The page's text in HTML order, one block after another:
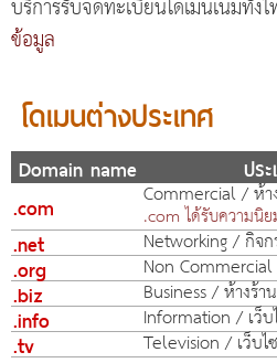
บริการรับจดทะเบียนโดเมนเนมทั้ง
ข้อมูล
โดเมนต่างประเทศ
Domain name
ปร
.com
Commercial / ห้
.com ได้รับความนิ
.net Networking / กิจก
.org Non
.biz Business / ห้างร้
.info Information / เว็
.tv Television / เว็บ